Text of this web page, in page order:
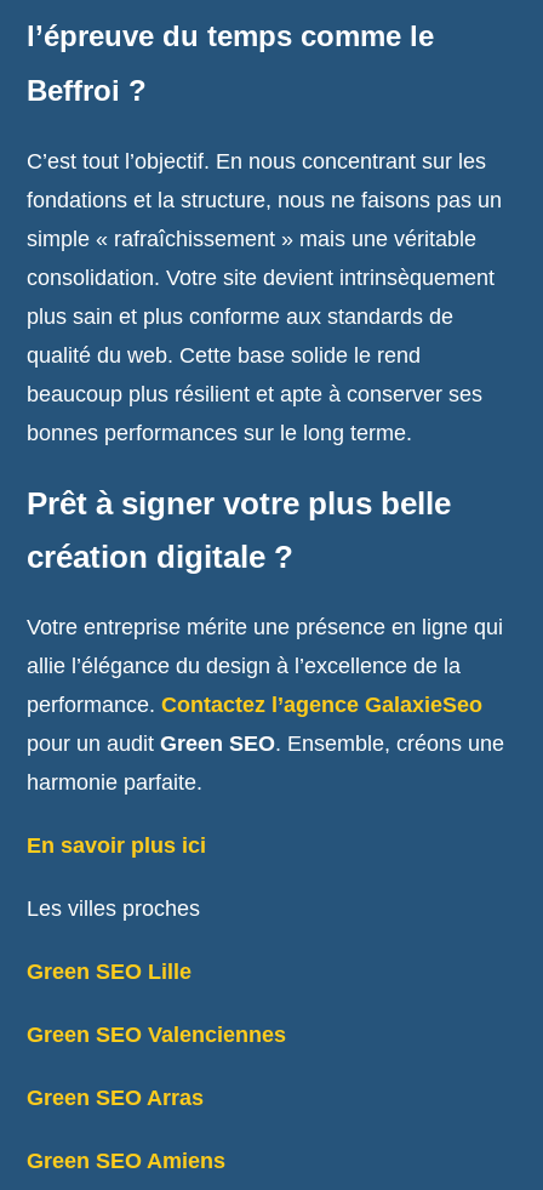
l’épreuve du temps comme le
Beffroi ?
C’est tout l’objectif. En nous concentrant sur les
fondations et la structure, nous ne faisons pas un
simple « rafraîchissement » mais une véritable
consolidation. Votre site devient intrinsèquement
plus sain et plus conforme aux standards de
qualité du web. Cette base solide le rend
beaucoup plus résilient et apte à conserver ses
bonnes performances sur le long terme.
Prêt à signer votre plus belle
création digitale ?
Votre entreprise mérite une présence en ligne qui
allie l’élégance du design à l’excellence de la
performance.Contactez l’agence GalaxieSeo
pour un auditGreen SEO. Ensemble, créons une
harmonie parfaite.
En savoir plus ici
Les villes proches
Green SEO Lille
Green SEO Valenciennes
Green SEO Arras
Green SEO Amiens